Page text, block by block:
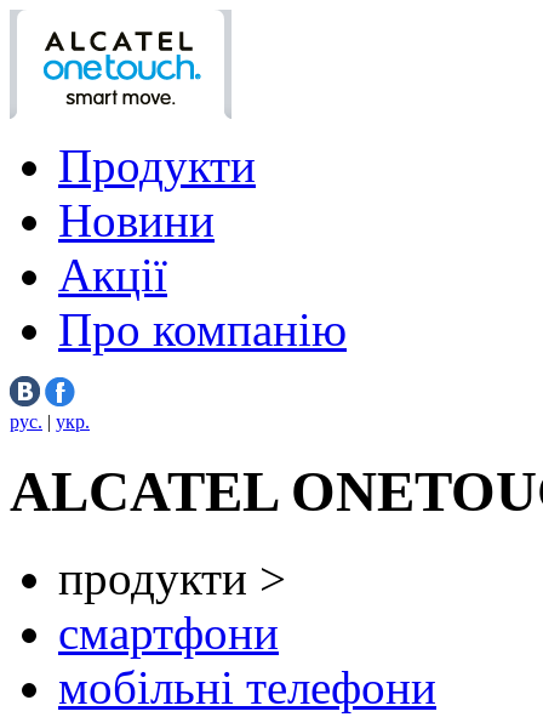
Продукти
Новини
Акції
Про компанію
рус. | укр.
ALCATEL
продукти >
смартфони
мобільні телефони